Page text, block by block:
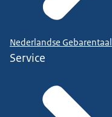
Nederlandse Gebarentaal
Service